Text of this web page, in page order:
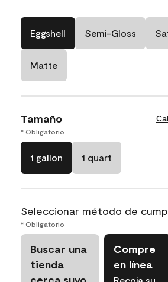
Eggshell Semi-Gloss
Matte
Tamaño
* Obligatorio
1 gallon 1 quart
Seleccionar método de
* Obligatorio
Buscar una
tienda
Compre
en línea